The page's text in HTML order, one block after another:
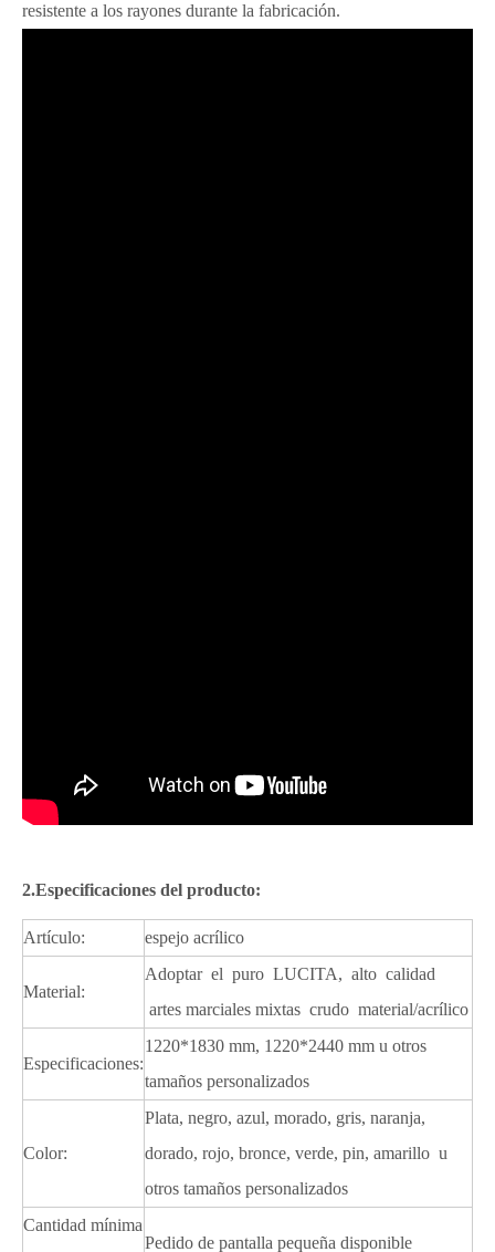
resistente a los rayones durante la fabricación.
2.Especificaciones del producto:
Artículo: espejo acrílico
Material:
Adoptar el puro LUCITA, alto calidad
artes marciales mixtas crudo material/acrílico
Especificaciones:
1220*1830 mm, 1220*2440 mm u otros
tamaños personalizados
Color:
Plata, negro, azul, morado, gris, naranja,
dorado, rojo, bronce, verde, pin, amarillo u
otros tamaños personalizados
Cantidad mínima
Pedido de pantalla pequeña disponible